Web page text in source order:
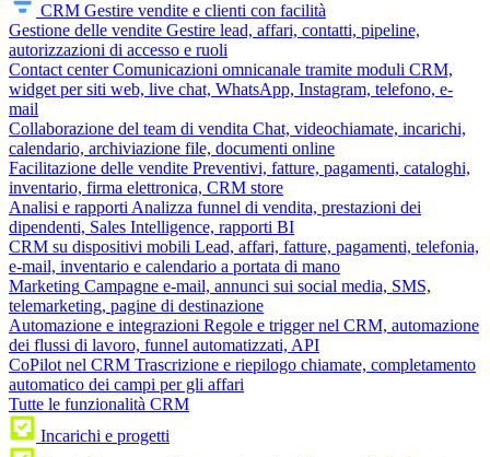
CRM Gestire vendite e clienti con facilità
Gestione delle vendite Gestire lead, affari, contatti, pipeline,
autorizzazioni di accesso e ruoli
Contact center Comunicazioni omnicanale tramite moduli CRM,
widget per siti web, live chat, WhatsApp, Instagram, telefono, e-
mail
Collaborazione del team di vendita Chat, videochiamate, incarichi,
calendario, archiviazione file, documenti online
Facilitazione delle vendite Preventivi, fatture, pagamenti, cataloghi,
inventario, firma elettronica, CRM store
Analisi e rapporti Analizza funnel di vendita, prestazioni dei
dipendenti, Sales Intelligence, rapporti BI
CRM su dispositivi mobili Lead, affari, fatture, pagamenti, telefonia,
e-mail, inventario e calendario a portata di mano
Marketing Campagne e-mail, annunci sui social media, SMS,
telemarketing, pagine di destinazione
Automazione e integrazioni Regole e trigger nel CRM, automazione
dei flussi di lavoro, funnel automatizzati, API
CoPilot nel CRM Trascrizione e riepilogo chiamate, completamento
automatico dei campi per gli affari
Tutte le funzionalità CRM
Incarichi e progetti